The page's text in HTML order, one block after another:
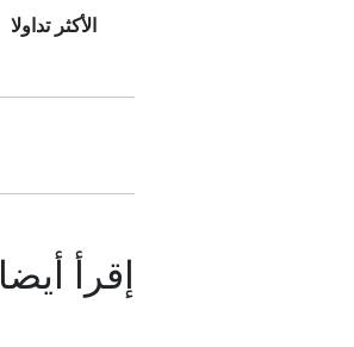
الأكثر تداولا
إقرأ أيضا